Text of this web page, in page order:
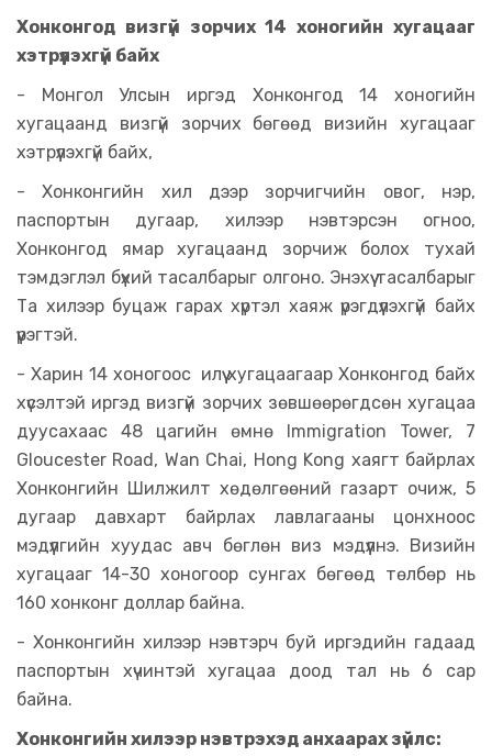
Хонконгод визгүй зорчих 14 хоногийн хугацааг
хэтрүүлэхгүй байх
- Монгол Улсын иргэд Хонконгод 14 хоногийн
хугацаанд визгүй зорчих бөгөөд визийн хугацааг
хэтрүүлэхгүй байх,
- Хонконгийн хил дээр зорчигчийн овог, нэр,
паспортын дугаар, хилээр нэвтэрсэн огноо,
Хонконгод ямар хугацаанд зорчиж болох тухай
тэмдэглэл бүхий тасалбарыг олгоно. Энэхүү тасалбарыг
Та хилээр буцаж гарах хүртэл хаяж үрэгдүүлэхгүй байх
үүрэгтэй.
- Харин 14 хоногоос илүү хугацаагаар Хонконгод байх
хүсэлтэй иргэд визгүй зорчих зөвшөөрөгдсөн хугацаа
дуусахаас 48 цагийн өмнө Immigration Tower, 7
Gloucester Road, Wan Chai, Hong Kong хаягт байрлах
Хонконгийн Шилжилт хөдөлгөөний газарт очиж, 5
дугаар давхарт байрлах лавлагааны цонхноос
мэдүүлгийн хуудас авч бөглөн виз мэдүүлнэ. Визийн
хугацааг 14-30 хоногоор сунгах бөгөөд төлбөр нь
160 хонконг доллар байна.
- Хонконгийн хилээр нэвтэрч буй иргэдийн гадаад
паспортын хүчинтэй хугацаа доод тал нь 6 сар
байна.
Хонконгийн хилээр нэвтрэхэд анхаарах зүйлс: